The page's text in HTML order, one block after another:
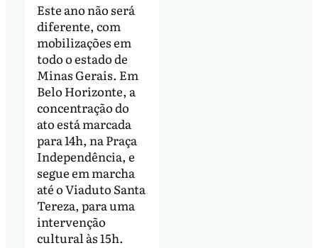
Este ano não será
diferente, com
mobilizações em
todo o estado de
Minas Gerais. Em
Belo Horizonte, a
concentração do
ato está marcada
para 14h, na Praça
Independência, e
segue em marcha
até o Viaduto Santa
Tereza, para uma
intervenção
cultural às 15h.